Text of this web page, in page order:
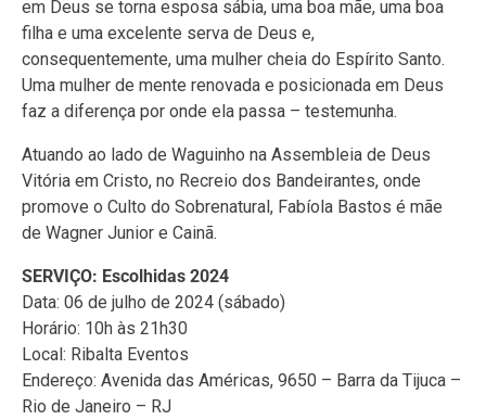
em Deus se torna esposa sábia, uma boa mãe, uma boa
filha e uma excelente serva de Deus e,
consequentemente, uma mulher cheia do Espírito Santo.
Uma mulher de mente renovada e posicionada em Deus
faz a diferença por onde ela passa – testemunha.
Atuando ao lado de Waguinho na Assembleia de Deus
Vitória em Cristo, no Recreio dos Bandeirantes, onde
promove o Culto do Sobrenatural, Fabíola Bastos é mãe
de Wagner Junior e Cainã.
SERVIÇO: Escolhidas 2024
Data: 06 de julho de 2024 (sábado)
Horário: 10h às 21h30
Local: Ribalta Eventos
Endereço: Avenida das Américas, 9650 – Barra da Tijuca –
Rio de Janeiro – RJ